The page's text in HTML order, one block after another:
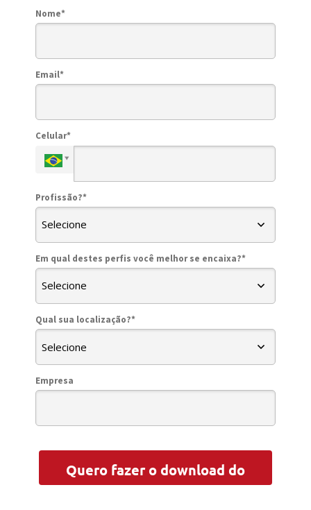
Nome*
Email*
Celular*
Profissão?*
Em qual destes perfis você melhor se encaixa?*
Qual sua localização?*
Empresa
Quero fazer o download do
programa!